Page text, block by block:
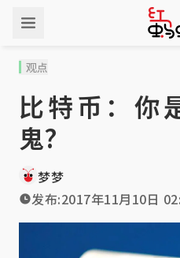
观点
比特币：你
鬼?
梦梦
发布:2017年11月10日